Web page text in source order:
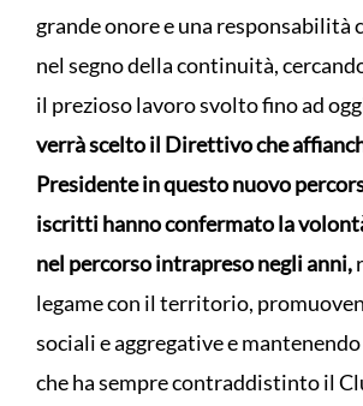
grande onore e una responsabilità
nel segno della continuità,
il prezioso lavoro svolto fino ad
verrà scelto il Direttivo che
Presidente in questo nuovo
iscritti hanno confermato la
nel percorso intrapreso negli anni,
legame con il territorio,
sociali e aggregative e
che ha sempre contraddistinto il